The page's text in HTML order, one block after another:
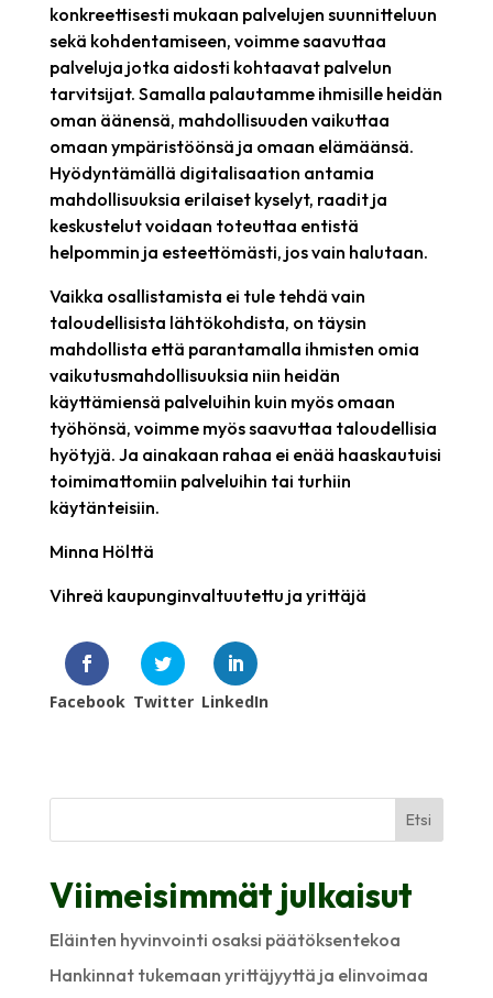
konkreettisesti mukaan palvelujen suunnitteluun
sekä kohdentamiseen, voimme saavuttaa
palveluja jotka aidosti kohtaavat palvelun
tarvitsijat. Samalla palautamme ihmisille heidän
oman äänensä, mahdollisuuden vaikuttaa
omaan ympäristöönsä ja omaan elämäänsä.
Hyödyntämällä digitalisaation antamia
mahdollisuuksia erilaiset kyselyt, raadit ja
keskustelut voidaan toteuttaa entistä
helpommin ja esteettömästi, jos vain halutaan.
Vaikka osallistamista ei tule tehdä vain
taloudellisista lähtökohdista, on täysin
mahdollista että parantamalla ihmisten omia
vaikutusmahdollisuuksia niin heidän
käyttämiensä palveluihin kuin myös omaan
työhönsä, voimme myös saavuttaa taloudellisia
hyötyjä. Ja ainakaan rahaa ei enää haaskautuisi
toimimattomiin palveluihin tai turhiin
käytänteisiin.
Minna Hölttä
Vihreä kaupunginvaltuutettu ja yrittäjä
Facebook Twitter LinkedIn
Etsi
Viimeisimmät julkaisut
Eläinten hyvinvointi osaksi päätöksentekoa
Hankinnat tukemaan yrittäjyyttä ja elinvoimaa